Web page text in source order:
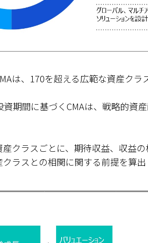
は、170を超える広範な資産クラ
資期間に基づくCMAは、戦略的資
クラスごとに、期待収益、収益
ラスとの相関に関する前提を算出